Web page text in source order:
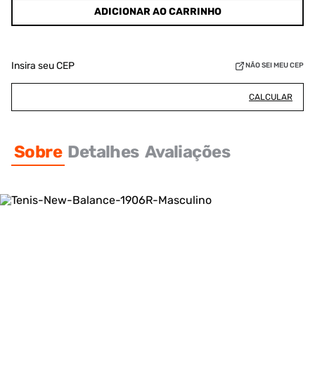
ADICIONAR AO CARRINHO
Insira seu CEP NÃO SEI MEU CEP
CALCULAR
Sobre Detalhes Avaliações